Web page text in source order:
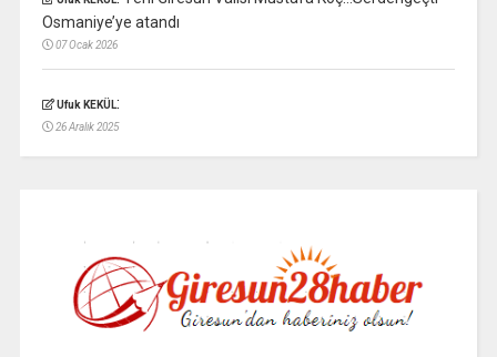
Osmaniye’ye atandı
07 Ocak 2026
Ufuk KEKÜL:
26 Aralık 2025